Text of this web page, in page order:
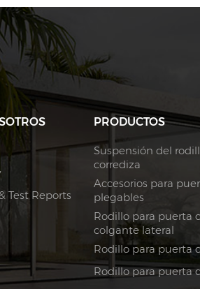
Test Reports
PRODUCTOS
Suspensión del
corrediza
Accesorios para
plegables
Rodillo para puerta
colgante lateral
Rodillo para puerta
Rodillo para puerta